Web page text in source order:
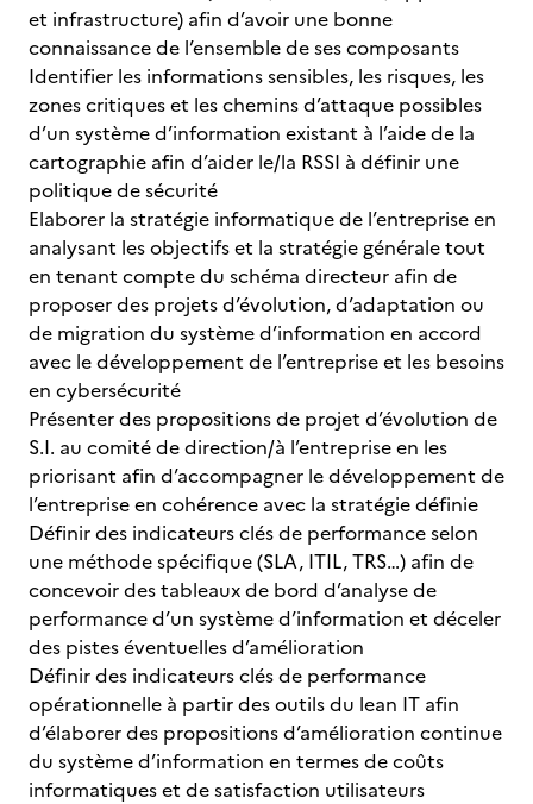
et infrastructure) afin d’avoir une bonne
connaissance de l’ensemble de ses composants
Identifier les informations sensibles, les risques, les
zones critiques et les chemins d’attaque possibles
d’un système d’information existant à l’aide de la
cartographie afin d’aider le/la RSSI à définir une
politique de sécurité
Elaborer la stratégie informatique de l’entreprise en
analysant les objectifs et la stratégie générale tout
en tenant compte du schéma directeur afin de
proposer des projets d’évolution, d’adaptation ou
de migration du système d’information en accord
avec le développement de l’entreprise et les besoins
en cybersécurité
Présenter des propositions de projet d’évolution de
S.I. au comité de direction/à l’entreprise en les
priorisant afin d’accompagner le développement de
l’entreprise en cohérence avec la stratégie définie
Définir des indicateurs clés de performance selon
une méthode spécifique (SLA, ITIL, TRS…) afin de
concevoir des tableaux de bord d’analyse de
performance d’un système d’information et déceler
des pistes éventuelles d’amélioration
Définir des indicateurs clés de performance
opérationnelle à partir des outils du lean IT afin
d’élaborer des propositions d’amélioration continue
du système d’information en termes de coûts
informatiques et de satisfaction utilisateurs